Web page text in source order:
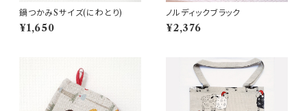
鍋つかみSサイズ(にわとり)
¥1,650
ノルディックブラック
¥2,376